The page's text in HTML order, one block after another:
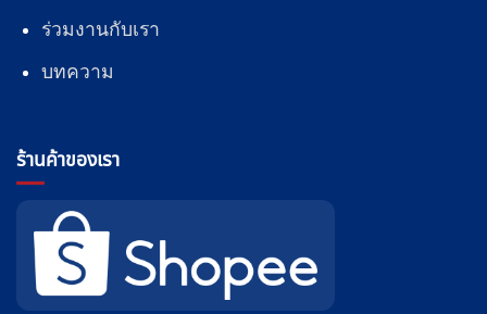
ร่วมงานกับเรา
บทความ
ร้านค้าของเรา